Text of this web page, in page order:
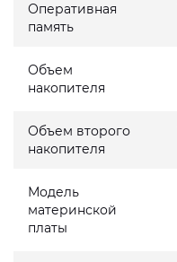
Оперативная
память
Объем
накопителя
Объем второго
накопителя
Модель
материнской
платы